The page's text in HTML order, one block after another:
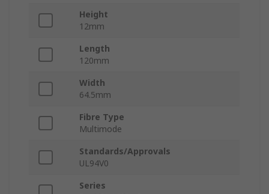
Height
12mm
Length
120mm
Width
64.5mm
Fibre Type
Multimode
Standards/Approvals
UL94V0
Series